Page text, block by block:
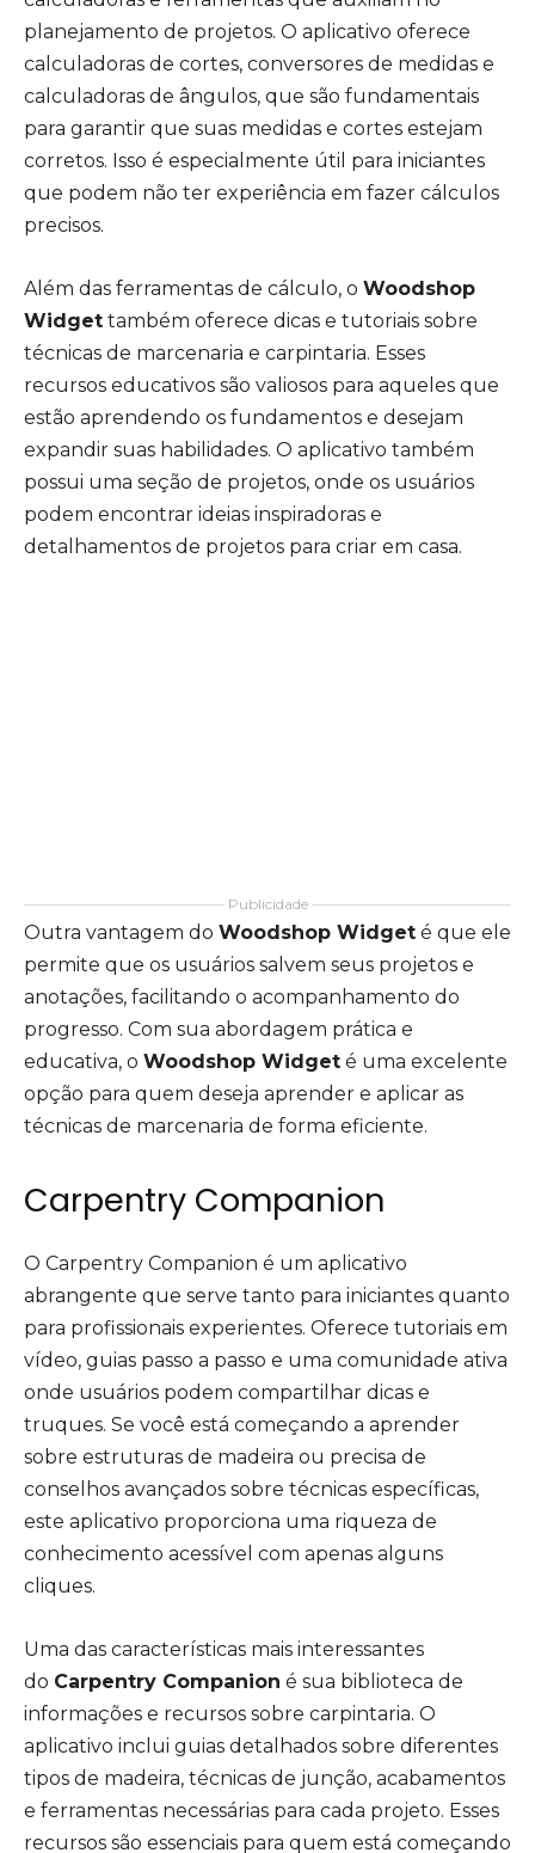
planejamento de projetos. O aplicativo oferece
calculadoras de cortes, conversores de medidas e
calculadoras de ângulos, que são fundamentais
para garantir que suas medidas e cortes estejam
corretos. Isso é especialmente útil para iniciantes
que podem não ter experiência em fazer cálculos
precisos.
Além das ferramentas de cálculo, o Woodshop
Widget também oferece dicas e tutoriais sobre
técnicas de marcenaria e carpintaria. Esses
recursos educativos são valiosos para aqueles que
estão aprendendo os fundamentos e desejam
expandir suas habilidades. O aplicativo também
possui uma seção de projetos, onde os usuários
podem encontrar ideias inspiradoras e
detalhamentos de projetos para criar em casa.
Publicidade
Outra vantagem do Woodshop Widget é que ele
permite que os usuários salvem seus projetos e
anotações, facilitando o acompanhamento do
progresso. Com sua abordagem prática e
educativa, o Woodshop Widget é uma excelente
opção para quem deseja aprender e aplicar as
técnicas de marcenaria de forma eficiente.
Carpentry Companion
O Carpentry Companion é um aplicativo
abrangente que serve tanto para iniciantes quanto
para profissionais experientes. Oferece tutoriais em
vídeo, guias passo a passo e uma comunidade ativa
onde usuários podem compartilhar dicas e
truques. Se você está começando a aprender
sobre estruturas de madeira ou precisa de
conselhos avançados sobre técnicas específicas,
este aplicativo proporciona uma riqueza de
conhecimento acessível com apenas alguns
cliques.
Uma das características mais interessantes
do Carpentry Companion é sua biblioteca de
informações e recursos sobre carpintaria. O
aplicativo inclui guias detalhados sobre diferentes
tipos de madeira, técnicas de junção, acabamentos
e ferramentas necessárias para cada projeto. Esses
recursos são essenciais para quem está começando